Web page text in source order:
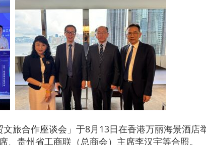
旅合作座谈会」于8月13日在香港万丽海景酒店
贵州省工商联（总商会）主席李汉宇等合照。